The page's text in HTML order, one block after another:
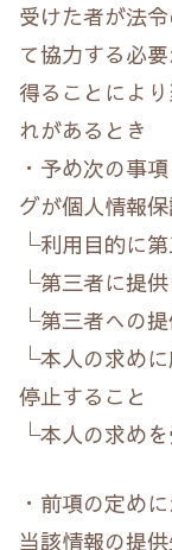
受けた者が法
て協力する必
得ることによ
れがあるとき
・予め次の事
グが個人情報
└利用目的に
└第三者に提
└第三者への
└本人の求め
停止すること
└本人の求め
・前項の定め
当該情報の提